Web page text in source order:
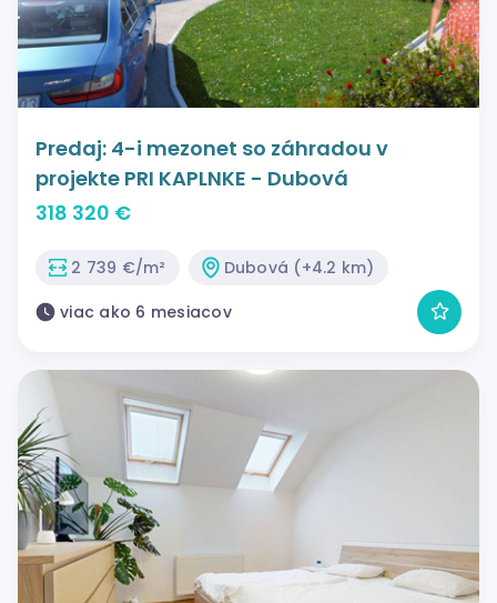
Predaj: 4-i mezonet so záhradou v
projekte PRI KAPLNKE - Dubová
318 320 €
2 739 €/m²
Dubová (+4.2 km)
viac ako 6 mesiacov